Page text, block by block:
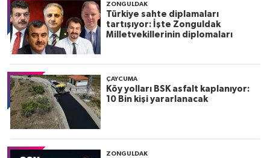
ZONGULDAK
Türkiye sahte diplamaları
tartışıyor: İşte Zonguldak
Milletvekillerinin diplomaları
ÇAYCUMA
Köy yolları BSK asfalt kaplanıyor:
10 Bin kişi yararlanacak
ZONGULDAK